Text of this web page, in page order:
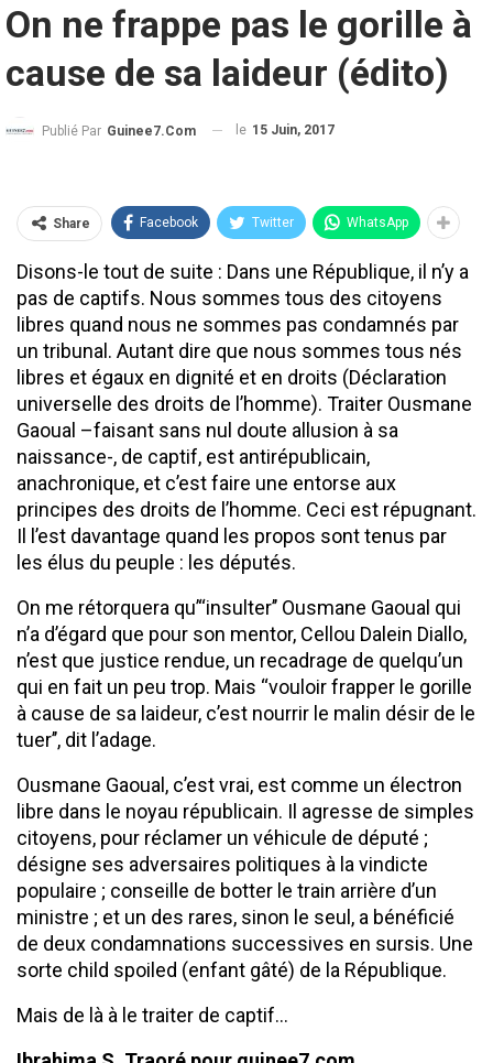
On ne frappe pas le gorille à
cause de sa laideur (édito)
Publié Par Guinee7.com le 15 Juin, 2017
Share Facebook Twitter WhatsApp
Disons-le tout de suite : Dans une République, il n’y a
pas de captifs. Nous sommes tous des citoyens
libres quand nous ne sommes pas condamnés par
un tribunal. Autant dire que nous sommes tous nés
libres et égaux en dignité et en droits (Déclaration
universelle des droits de l’homme). Traiter Ousmane
Gaoual –faisant sans nul doute allusion à sa
naissance-, de captif, est antirépublicain,
anachronique, et c’est faire une entorse aux
principes des droits de l’homme. Ceci est répugnant.
Il l’est davantage quand les propos sont tenus par
les élus du peuple : les députés.
On me rétorquera qu’‘‘insulter’’ Ousmane Gaoual qui
n’a d’égard que pour son mentor, Cellou Dalein Diallo,
n’est que justice rendue, un recadrage de quelqu’un
qui en fait un peu trop. Mais ‘‘vouloir frapper le gorille
à cause de sa laideur, c’est nourrir le malin désir de le
tuer’’, dit l’adage.
Ousmane Gaoual, c’est vrai, est comme un électron
libre dans le noyau républicain. Il agresse de simples
citoyens, pour réclamer un véhicule de député ;
désigne ses adversaires politiques à la vindicte
populaire ; conseille de botter le train arrière d’un
ministre ; et un des rares, sinon le seul, a bénéficié
de deux condamnations successives en sursis. Une
sorte child spoiled (enfant gâté) de la République.
Mais de là à le traiter de captif…